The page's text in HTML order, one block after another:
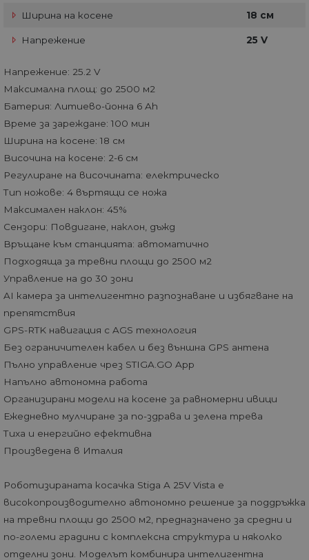
Ширина на косене 18 см
Напрежение 25 V
Напрежение: 25.2 V
Максимална площ: до 2500 м2
Батерия: Литиево-йонна 6 Ah
Време за зареждане: 100 мин
Ширина на косене: 18 см
Височина на косене: 2-6 см
Регулиране на височината: електрическо
Тип ножове: 4 въртящи се ножа
Максимален наклон: 45%
Сензори: Повдигане, наклон, дъжд
Връщане към станцията: автоматично
Подходяща за тревни площи до 2500 м2
Управление на до 30 зони
AI камера за интелигентно разпознаване и избягване на
препятствия
GPS-RTK навигация с AGS технология
Без ограничителен кабел и без външна GPS антена
Пълно управление чрез STIGA.GO App
Напълно автономна работа
Организирани модели на косене за равномерни ивици
Ежедневно мулчиране за по-здрава и зелена трева
Тиха и енергийно ефективна
Произведена в Италия
Роботизираната косачка Stiga A 25V Vista е
високопроизводително автономно решение за поддръжка
на тревни площи до 2500 м2, предназначено за средни и
по-големи градини с комплексна структура и няколко
отделни зони. Моделът комбинира интелигентна